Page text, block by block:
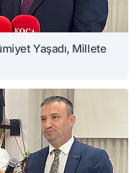
Yaşadı, Millete